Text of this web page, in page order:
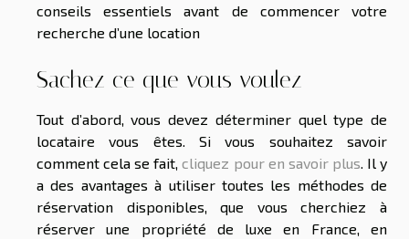
conseils essentiels avant de commencer votre
recherche d’une location
Sachez ce que vous voulez
Tout d’abord, vous devez déterminer quel type de
locataire vous êtes. Si vous souhaitez savoir
comment cela se fait,cliquez pour en savoir plus. Il y
a des avantages à utiliser toutes les méthodes de
réservation disponibles, que vous cherchiez à
réserver une propriété de luxe en France, en